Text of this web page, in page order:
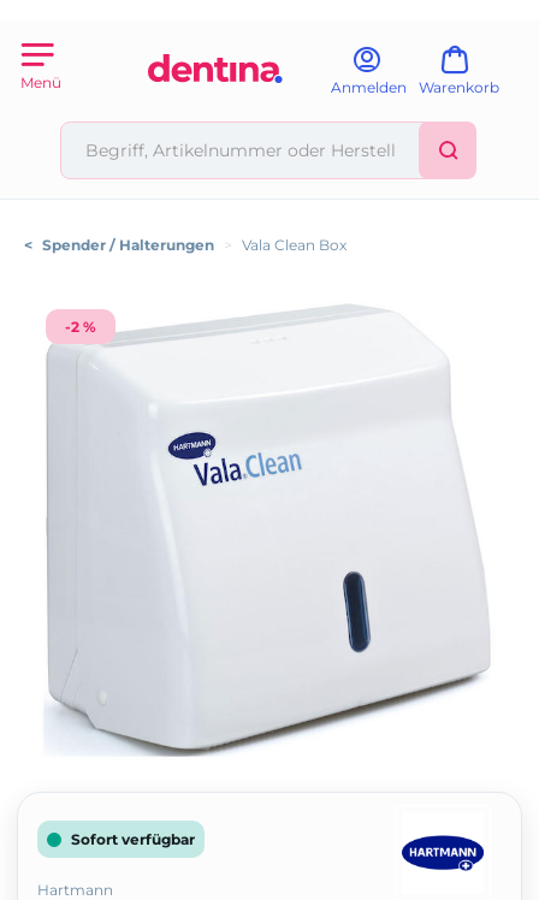
Menü Anmelden Warenkorb
< Spender / Halterungen > Vala Clean Box
-2 %
Sofort verfügbar
Hartmann